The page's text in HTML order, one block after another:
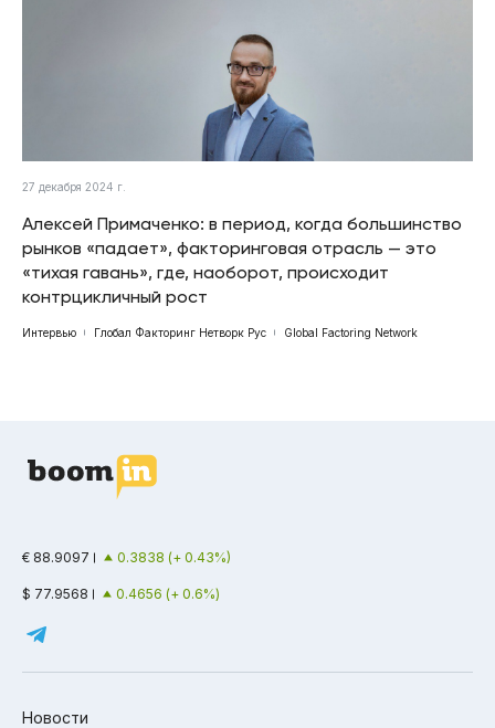
27 декабря 2024 г.
Алексей Примаченко: в период, когда большинство
рынков «падает», факторинговая отрасль — это
«тихая гавань», где, наоборот, происходит
контрцикличный рост
Интервью Глобал Факторинг Нетворк Рус Global Factoring Network
€ 88.9097 0.3838 (+ 0.43%)
$ 77.9568 0.4656 (+ 0.6%)
Новости